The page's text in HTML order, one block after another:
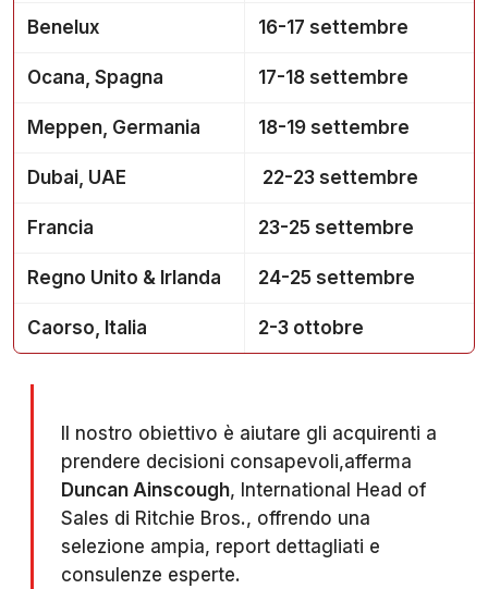
Benelux 16-17 settembre
Ocana, Spagna 17-18 settembre
Meppen, Germania 18-19 settembre
Dubai, UAE 22-23 settembre
Francia 23-25 settembre
Regno Unito & Irlanda 24-25 settembre
Caorso, Italia 2-3 ottobre
Il nostro obiettivo è aiutare gli acquirenti a
prendere decisioni consapevoli,afferma
Duncan Ainscough, International Head of
Sales di Ritchie Bros., offrendo una
selezione ampia, report dettagliati e
consulenze esperte.